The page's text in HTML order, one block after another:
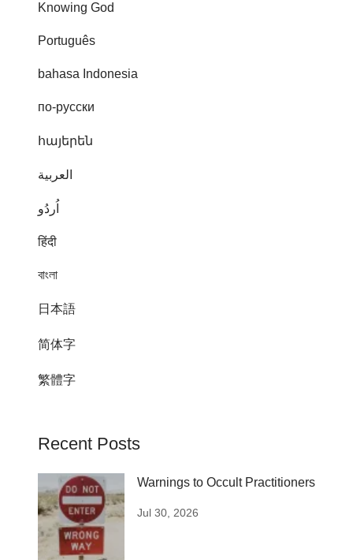
Knowing God
Português
bahasa Indonesia
по-русски
հայերեն
العربية
اُردُو
हिंदी
বাংলা
日本語
简体字
繁體字
Recent Posts
Warnings to Occult Practitioners
Jul 30, 2026